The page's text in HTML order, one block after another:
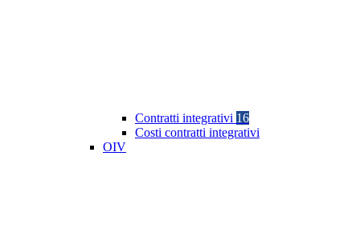
Contratti integrativi 16
Costi contratti integrativi
OIV